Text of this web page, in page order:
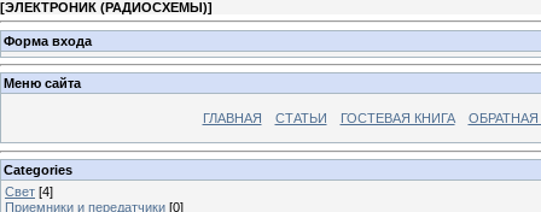
[ЭЛЕКТРОНИК (РАДИОСХЕМЫ)]
Форма входа
Меню сайта
ГЛАВНАЯ СТАТЬИ ГОСТЕВАЯ КНИГА
Categories
Свет [4]
Приемники и передатчики [0]